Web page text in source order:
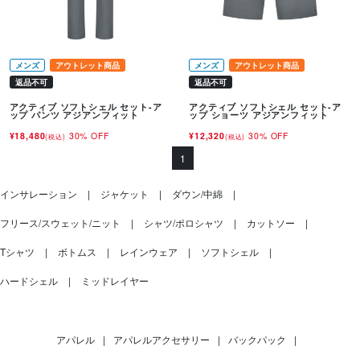
メンズ
アウトレット商品
返品不可
アクティブ ソフトシェル セット-ア
ップ パンツ アジアンフィット
¥18,480(税込) 30% OFF
メンズ
アウトレット商品
返品不可
アクティブ ソフトシェル セット-ア
ップ ショーツ アジアンフィット
¥12,320(税込) 30% OFF
1
インサレーション ジャケット ダウン/中綿
フリース/スウェット/ニット シャツ/ポロシャツ カットソー
Tシャツ ボトムス レインウェア ソフトシェル
ハードシェル ミッドレイヤー
アパレル | アパレルアクセサリー | バックパック
|